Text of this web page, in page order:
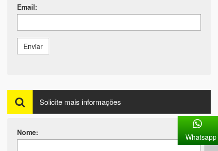
Whatsapp
Email:
Enviar
Solicite mais informações
Nome: